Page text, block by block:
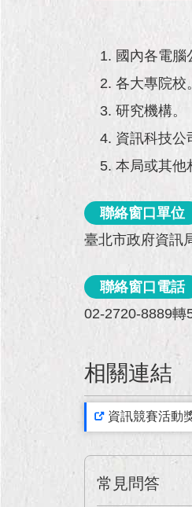
國內各電腦
各大專院校。
研究機構。
資訊科技公
本局或其他
聯絡窗口單位
臺北市政府資訊
聯絡窗口電話
02-2720-8889轉
相關連結
資訊競賽活動
常見問答